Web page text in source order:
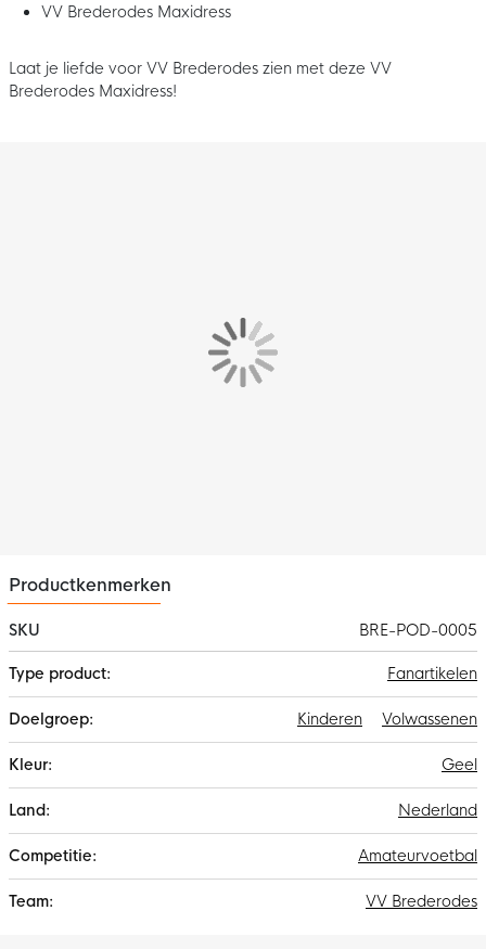
VV Brederodes Maxidress
Laat je liefde voor VV Brederodes zien met deze VV
Brederodes Maxidress!
Productkenmerken
SKU
BRE-POD-0005
informatie
Fanartikelen
Volwassenen
Kinderen
Geel
Nederland
Amateurvoetbal
VV Brederodes